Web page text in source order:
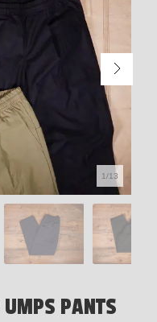
1/13
PANTS